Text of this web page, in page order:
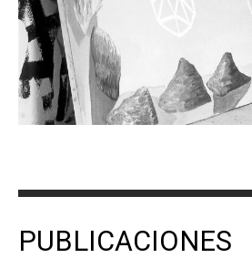
PUBLICACIONES